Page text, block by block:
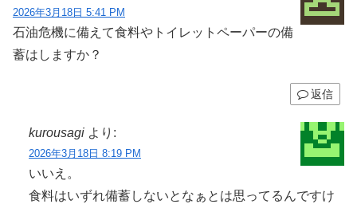
2026年3月18日 5:41 PM
石油危機に備えて食料やトイレットペーパーの備
蓄はしますか？
返信
kurousagi より:
2026年3月18日 8:19 PM
いいえ。
食料はいずれ備蓄しないとなぁとは思ってるんですけ